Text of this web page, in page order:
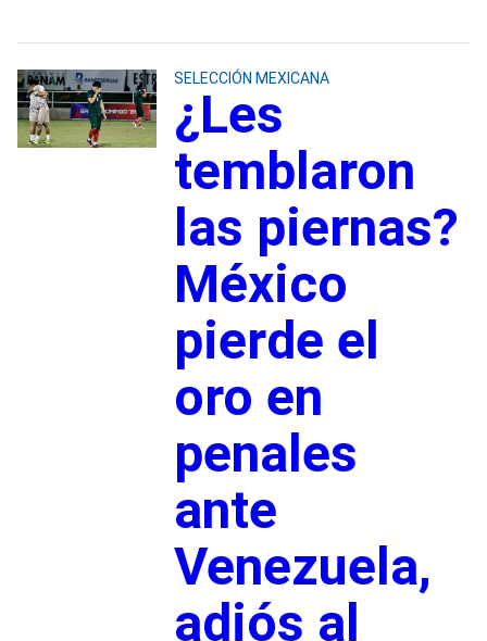
SELECCIÓN MEXICANA
¿Les
temblaron
las piernas?
México
pierde el
oro en
penales
ante
Venezuela,
adiós al